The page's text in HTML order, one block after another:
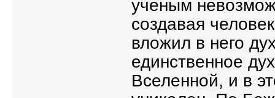
ученым
создавая
вложил в него
единственное
Вселенной, и в